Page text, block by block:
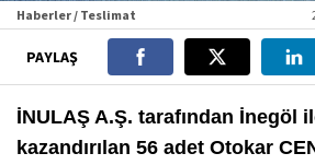
Haberler / Teslimat
PAYLAŞ
İNULAŞ A.Ş. tarafından İnegöl
kazandırılan 56 adet Otokar